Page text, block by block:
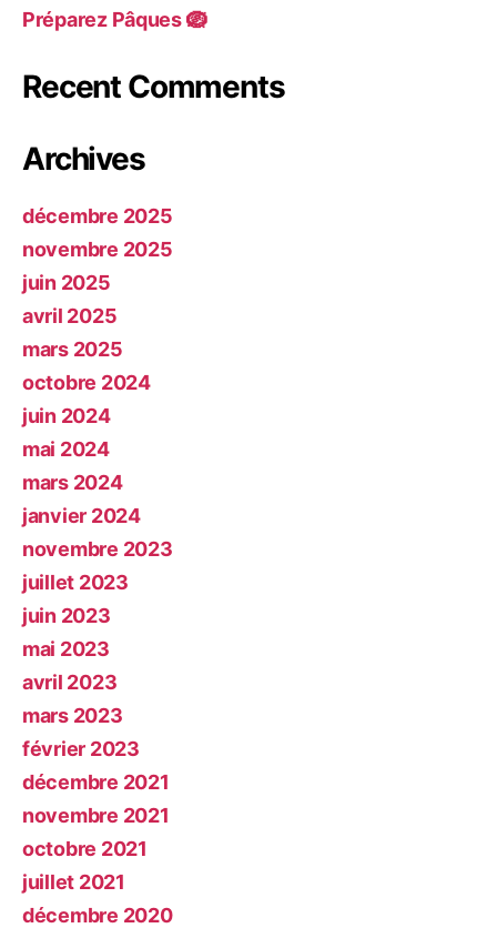
Préparez Pâques 🪺
Recent Comments
Archives
décembre 2025
novembre 2025
juin 2025
avril 2025
mars 2025
octobre 2024
juin 2024
mai 2024
mars 2024
janvier 2024
novembre 2023
juillet 2023
juin 2023
mai 2023
avril 2023
mars 2023
février 2023
décembre 2021
novembre 2021
octobre 2021
juillet 2021
décembre 2020